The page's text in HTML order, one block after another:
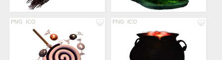
PNG ICO PNG ICO